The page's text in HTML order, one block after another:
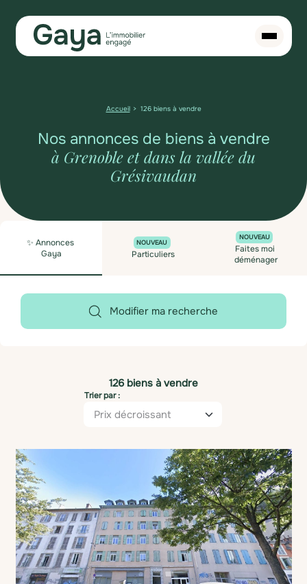
Accueil 126 biens à vendre
Nos annonces de biens à vendre
à Grenoble et dans la vallée du
Grésivaudan
✨ Annonces
Gaya
NOUVEAU
Particuliers
NOUVEAU
Faites moi
déménager
Modifier ma recherche
126 biens à vendre
Trier par :